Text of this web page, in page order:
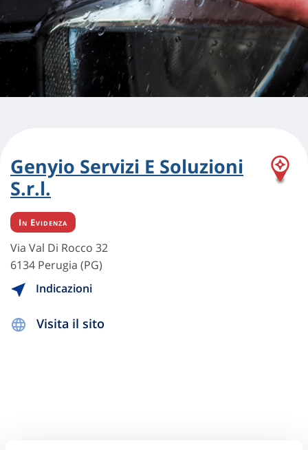
Genyio Servizi E Soluzioni
S.r.l.
In Evidenza
Via Val Di Rocco 32
6134 Perugia (PG)
Indicazioni
Visita il sito